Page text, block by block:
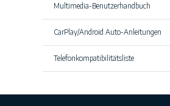
Multimedia-Benutzerhandbuch
CarPlay/Android Auto-Anleitungen
Telefonkompatibilitätsliste